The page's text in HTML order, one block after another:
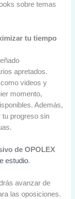
sobre temas
tu tiempo
apretados.
videos y
momento,
Además,
tu progreso sin
de OPOLEX
estudio.
avanzar de
las oposiciones.